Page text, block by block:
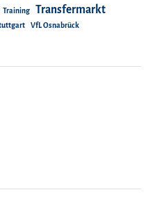
Training Transfermarkt
VfL Osnabrück